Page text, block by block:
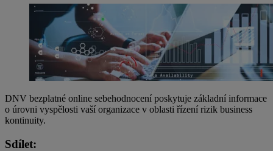
DNV bezplatné online sebehodnocení poskytuje základní informace
o úrovni vyspělosti vaší organizace v oblasti řízení rizik business
kontinuity.
Sdílet: